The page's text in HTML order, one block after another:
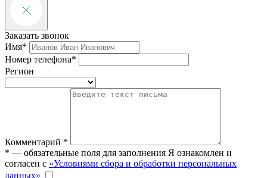
Заказать звонок
Имя*
Номер телефона*
Регион
Комментарий *
* — обязательные поля для заполнения Я ознакомлен и
согласен с «Условиями сбора и обработки персональных
данных»